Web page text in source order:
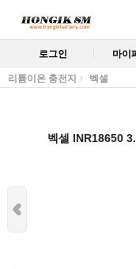
로그인 마이
리튬이온 충전지 벡셀
벡셀 INR18650